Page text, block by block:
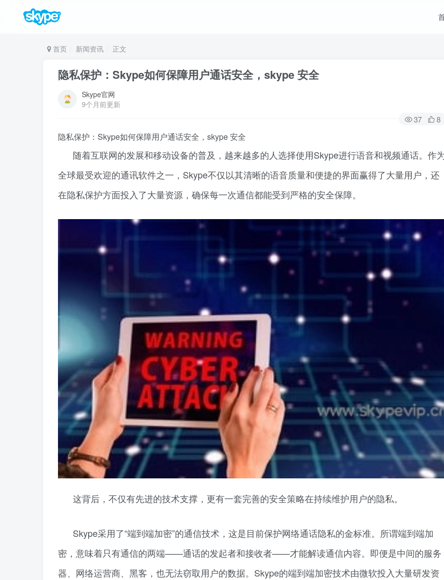
首页 新闻资讯 正文
隐私保护：Skype如何保障用户通话安全，skype 安全
Skype官网
9个月前更新
37 8
隐私保护：Skype如何保障用户通话安全，skype 安全
随着互联网的发展和移动设备的普及，越来越多的人选择使用Skype进行语音和视频通话。作
全球最受欢迎的通讯软件之一，Skype不仅以其清晰的语音质量和便捷的界面赢得了大量用户，还
在隐私保护方面投入了大量资源，确保每一次通信都能受到严格的安全保障。
这背后，不仅有先进的技术支撑，更有一套完善的安全策略在持续维护用户的隐私。
Skype采用了“端到端加密”的通信技术，这是目前保护网络通话隐私的金标准。所谓端到端加
密，意味着只有通信的两端——通话的发起者和接收者——才能解读通信内容。即便是中间的服务
器、网络运营商、黑客，也无法窃取用户的数据。Skype的端到端加密技术由微软投入大量研发资